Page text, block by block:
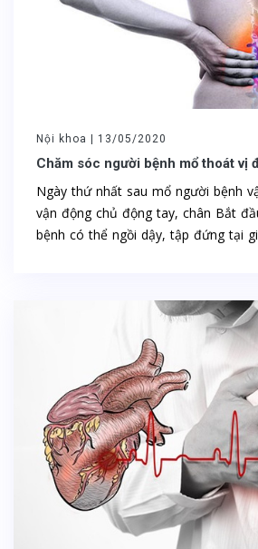
Nội khoa | 13/05/2020
Chăm sóc người bệnh mổ thoát vị
Ngày thứ nhất sau mổ người bệnh
vận động chủ động tay, chân Bắt
bệnh có thể ngồi dậy, tập đứng tại